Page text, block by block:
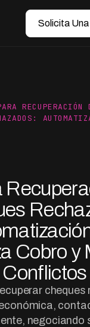
Solicita
RECUPERACIÓN
Cobro y
Conflictos
negociando